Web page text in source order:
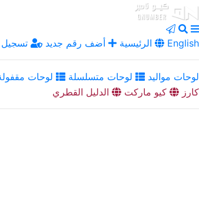
الرئيسية أضف رقم جديد تسجيل English
لوحات مواليد لوحات متسلسلة لوحات
كارز
كيو ماركت الدليل القطري